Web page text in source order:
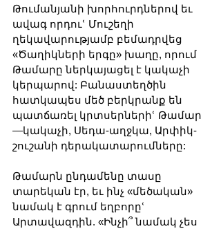
Թումանյանի խորհուրդներով եւ
ավագ որդուՙ Մուշեղի
ղեկավարությամբ բեմադրվեց
«Ծաղիկների երգը» խաղը, որում
Թամարը ներկայացել է կակաչի
կերպարով: Բանաստեղծին
հատկապես մեծ բերկրանք են
պատճառել կրտսերներիՙ Թամար
—կակաչի, Սեդա-աղջկա, Արփիկ-
շուշանի դերակատարումները:
Թամարն ընդամենը տասը
տարեկան էր, եւ ինչ «մեծական»
նամակ է գրում եղբորըՙ
Արտավազդին. «Ինչի՞ նամակ չես